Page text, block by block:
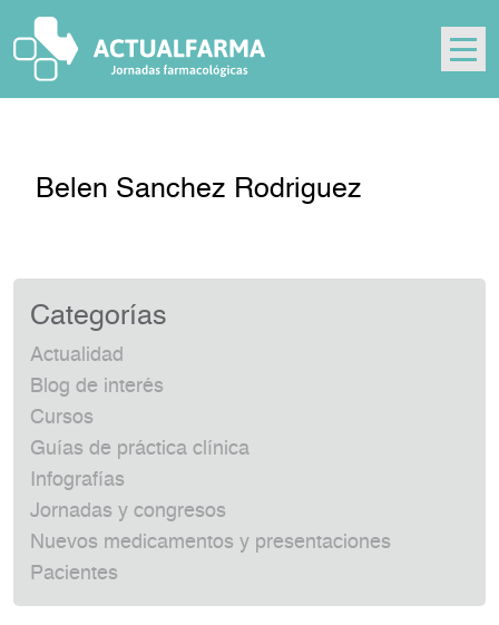
content
Belen Sanchez Rodriguez
Categorías
Actualidad
Blog de interés
Cursos
Guías de práctica clínica
Infografías
Jornadas y congresos
Nuevos medicamentos y presentaciones
Pacientes